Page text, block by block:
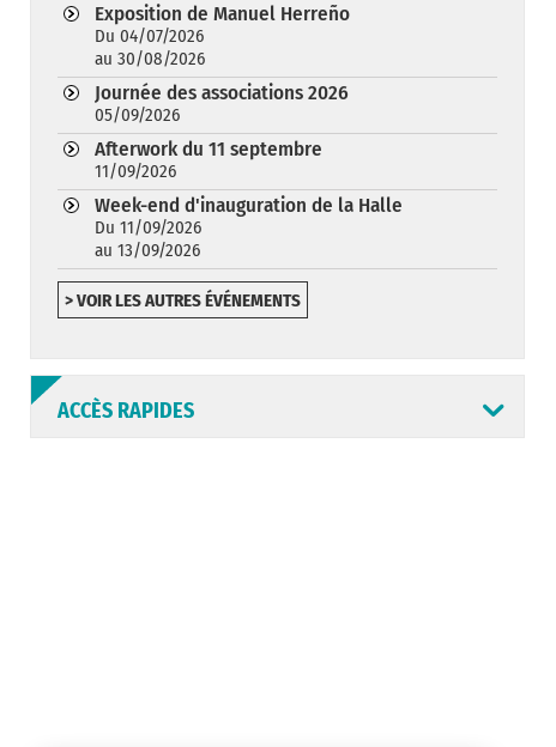
Exposition de Manuel Herreño
Du 04/07/2026
au 30/08/2026
Journée des associations 2026
05/09/2026
Afterwork du 11 septembre
11/09/2026
Week-end d'inauguration de la Halle
Du 11/09/2026
au 13/09/2026
> VOIR LES AUTRES ÉVÉNEMENTS
ACCÈS RAPIDES